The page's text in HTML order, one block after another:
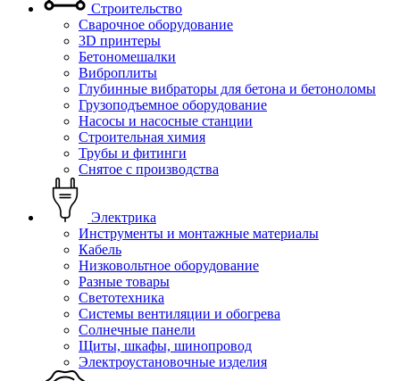
Строительство
Сварочное оборудование
3D принтеры
Бетономешалки
Виброплиты
Глубинные вибраторы для бетона и бетоноломы
Грузоподъемное оборудование
Насосы и насосные станции
Строительная химия
Трубы и фитинги
Снятое с производства
Электрика
Инструменты и монтажные материалы
Кабель
Низковольтное оборудование
Разные товары
Светотехника
Системы вентиляции и обогрева
Солнечные панели
Щиты, шкафы, шинопровод
Электроустановочные изделия